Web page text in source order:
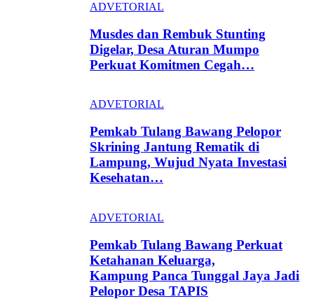
ADVETORIAL
Musdes dan Rembuk Stunting
Digelar, Desa Aturan Mumpo
Perkuat Komitmen Cegah…
ADVETORIAL
Pemkab Tulang Bawang Pelopor
Skrining Jantung Rematik di
Lampung, Wujud Nyata Investasi
Kesehatan…
ADVETORIAL
Pemkab Tulang Bawang Perkuat
Ketahanan Keluarga,
Kampung Panca Tunggal Jaya Jadi
Pelopor Desa TAPIS